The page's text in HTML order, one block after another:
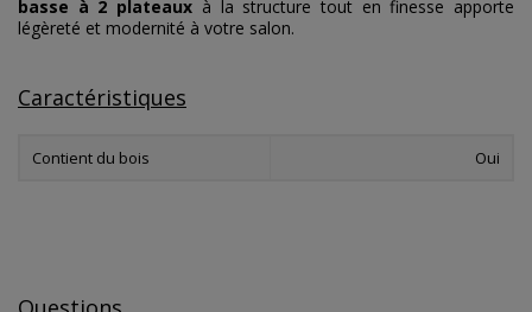
basse à 2 plateaux à la structure tout en finesse apporte
légèreté et modernité à votre salon.
Caractéristiques
Contient du bois Oui